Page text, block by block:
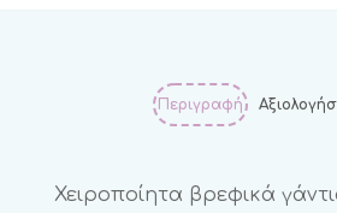
Περιγραφή
Χειροποίητα βρεφικά